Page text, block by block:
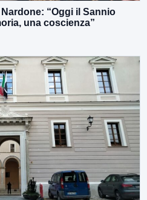
“Oggi il Sannio
una coscienza”